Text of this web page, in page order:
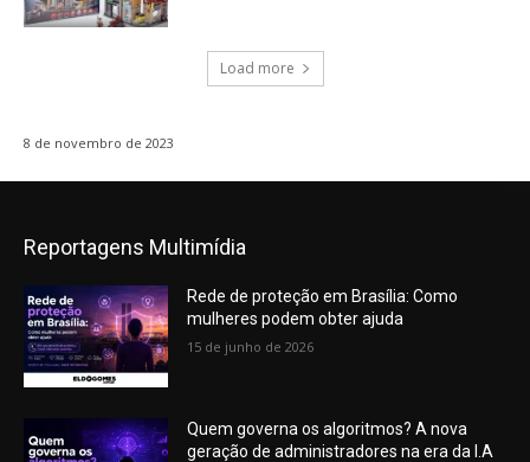
Load more
8 de novembro de 2023
Reportagens Multimídia
Rede de proteção em Brasília: Como
mulheres podem obter ajuda
15 de junho de 2026
Quem governa os algoritmos? A nova
geração de administradores na era da I.A